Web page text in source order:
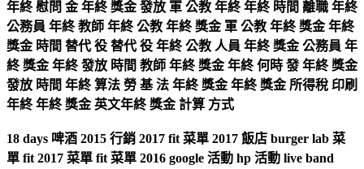
年終 慰問 金 年終 獎金 發放 軍 公教 年終 年終 時間 離職 年終
公務員 年終 教師 年終 公教 年終 獎金 軍 公教 年終 獎金 年終
獎金 時間 替代 役 替代 役 年終 公教 人員 年終 獎金 公務員 年
終 獎金 年終 發放 時間 教師 年終 獎金 年終 何時 發 年終 獎金
發放 時間 年終 算法 勞 基 法 年終 獎金 年終 獎金 所得稅 印刷
年終 年終 獎金 英文年終 獎金 計算 方式
18 days 啤酒 2015 行銷 2017 fit 菜單 2017 飯店 burger lab 菜
單 fit 2017 菜單 fit 菜單 2016 google 活動 hp 活動 live band